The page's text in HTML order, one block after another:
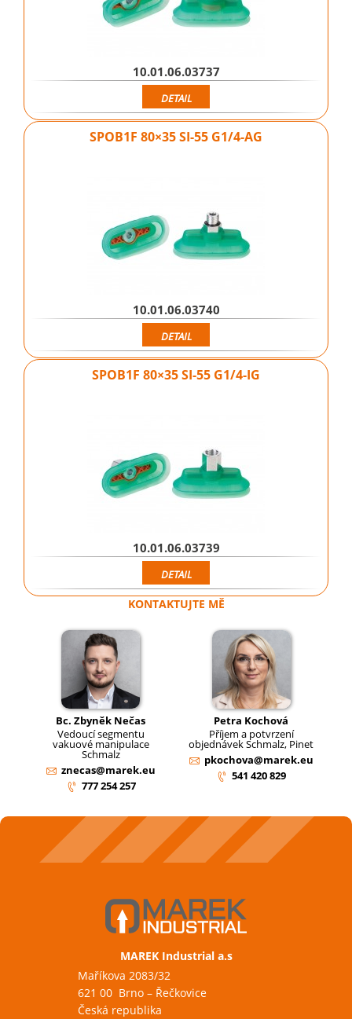
10.01.06.03737
DETAIL
SPOB1F 80×35 SI-55 G1/4-AG
10.01.06.03740
DETAIL
SPOB1F 80×35 SI-55 G1/4-IG
10.01.06.03739
DETAIL
KONTAKTUJTE MĚ
Bc. Zbyněk Nečas
Vedoucí segmentu
vakuové manipulace
Schmalz
znecas@marek.eu
777 254 257
Petra Kochová
Příjem a potvrzení
objednávek Schmalz, Pinet
pkochova@marek.eu
541 420 829
MAREK Industrial a.s
Maříkova 2083/32
621 00 Brno – Řečkovice
Česká republika